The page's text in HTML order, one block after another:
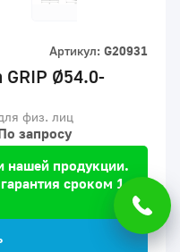
Артикул: G20931
GRIP Ø54.0-
физ. лиц
запросу
нашей продукции.
сроком 1